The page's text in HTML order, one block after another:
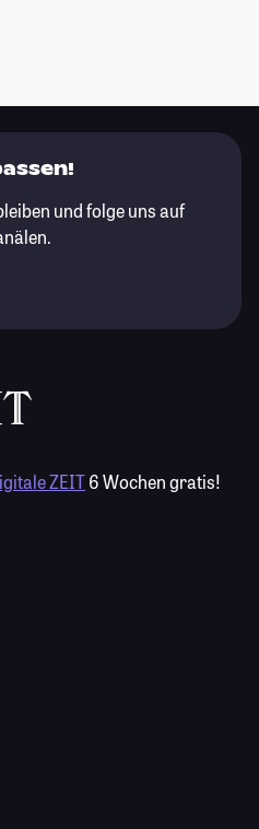
und folge uns auf
ZEIT6 Wochen gratis!